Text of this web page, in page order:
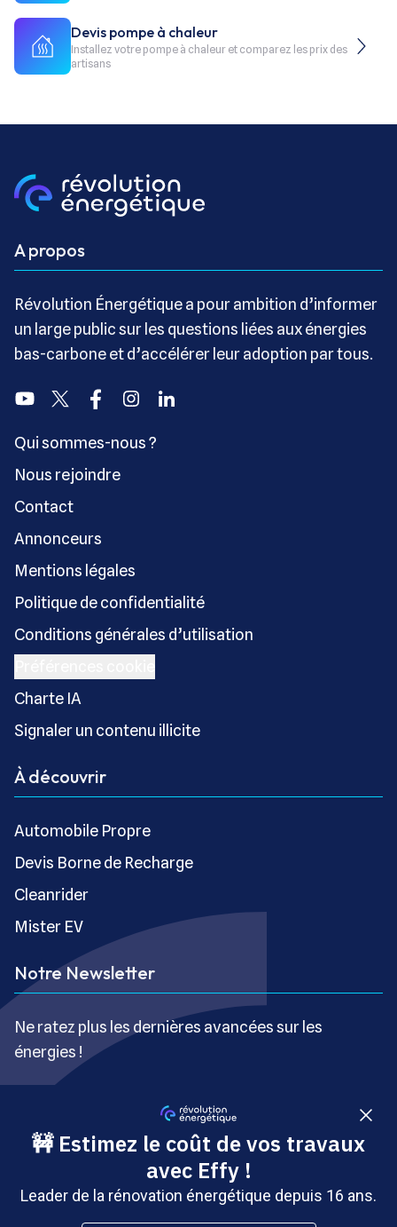
Devis pompe à chaleur
Installez votre pompe à chaleur et comparez les prix des
artisans
A propos
Révolution Énergétique a pour ambition d’informer
un large public sur les questions liées aux énergies
bas-carbone et d’accélérer leur adoption par tous.
YoutubeTwitter FacebookInstagramLinkedin
Qui sommes-nous ?
Nous rejoindre
Contact
Annonceurs
Mentions légales
Politique de confidentialité
Conditions générales d’utilisation
Charte IA
Signaler un contenu illicite
À découvrir
Automobile Propre
Devis Borne de Recharge
Cleanrider
Mister EV
Notre Newsletter
Ne ratez plus les dernières avancées sur les
énergies !
S’inscrire gratuitement
Copyright © Révolution Énergétique - Tous droits réservés
- Site édité par Saabre SAS, une société du groupe